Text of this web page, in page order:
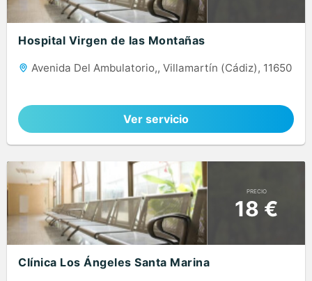
Hospital Virgen de las Montañas
Avenida Del Ambulatorio,, Villamartín (Cádiz), 11650
Ver servicio
PRECIO
18 €
Clínica Los Ángeles Santa Marina